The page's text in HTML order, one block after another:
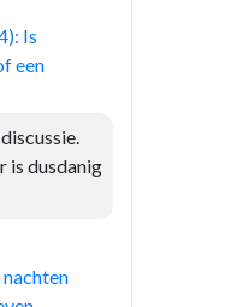
Is
een
is dusdanig